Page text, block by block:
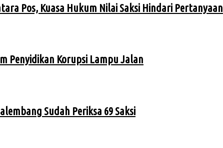
Pos, Kuasa Hukum Nilai Saksi Hindari Pertanyaan
Penyidikan Korupsi Lampu Jalan
Sudah Periksa 69 Saksi